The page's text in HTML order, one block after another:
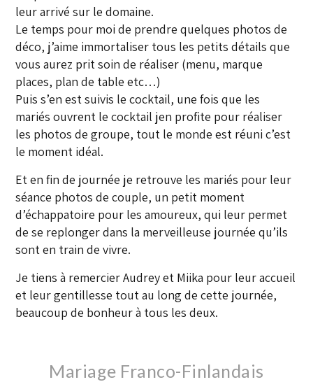
leur arrivé sur le domaine.
Le temps pour moi de prendre quelques photos de
déco, j’aime immortaliser tous les petits détails que
vous aurez prit soin de réaliser (menu, marque
places, plan de table etc…)
Puis s’en est suivis le cocktail, une fois que les
mariés ouvrent le cocktail jen profite pour réaliser
les photos de groupe, tout le monde est réuni c’est
le moment idéal.
Et en fin de journée je retrouve les mariés pour leur
séance photos de couple, un petit moment
d’échappatoire pour les amoureux, qui leur permet
de se replonger dans la merveilleuse journée qu’ils
sont en train de vivre.
Je tiens à remercier Audrey et Miika pour leur accueil
et leur gentillesse tout au long de cette journée,
beaucoup de bonheur à tous les deux.
Mariage Franco-Finlandais